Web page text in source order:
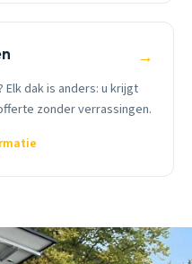
→
dak is anders: u krijgt
zonder verrassingen.